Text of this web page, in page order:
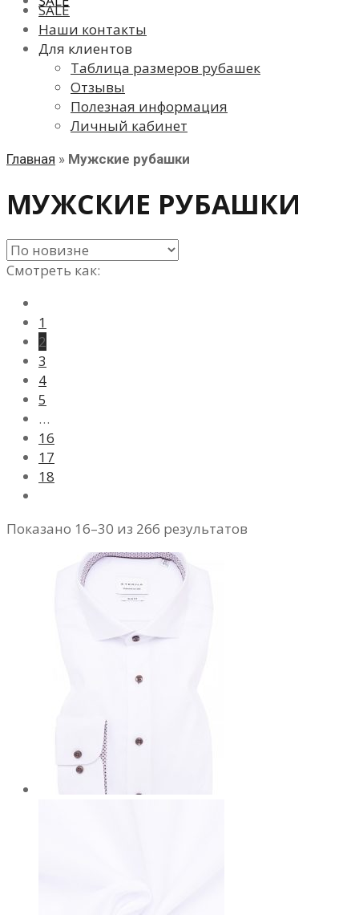
SALE
Наши контакты
Для клиентов
Таблица размеров рубашек
Отзывы
Полезная информация
Личный кабинет
Главная » Мужские рубашки
МУЖСКИЕ РУБАШКИ
Смотреть как:
1
2
3
4
5
…
16
17
18
Показано 16–30 из 266 результатов